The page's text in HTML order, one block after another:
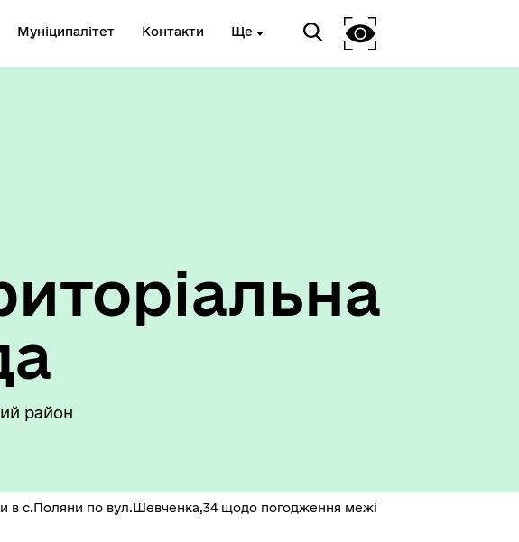
Муніципалітет Контакти Ще
соціальної роботи
район
в с.Поляни по вул.Шевченка,34 щодо погодження межі